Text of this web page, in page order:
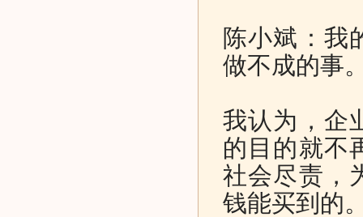
陈小斌：我
做不成的事
我认为，企
的目的就不
社会尽责，
钱能买到的